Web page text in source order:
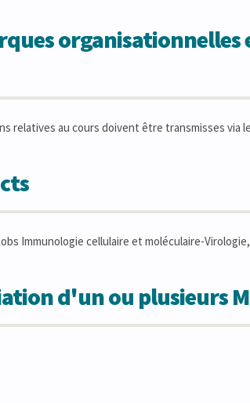
relatives au cours doivent être transmisses via
Immunologie cellulaire et moléculaire-
d'un ou plusieurs